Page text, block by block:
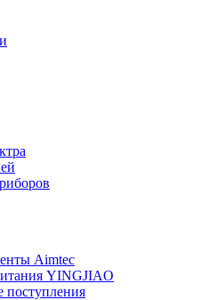
Aimtec
YINGJIAO